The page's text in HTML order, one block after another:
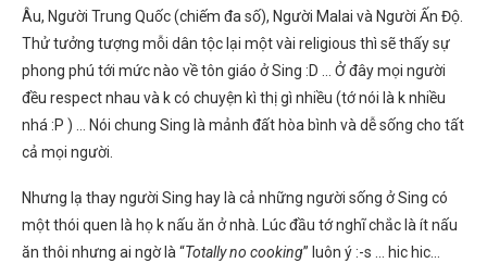
Âu, Người Trung Quốc (chiếm đa số), Người Malai và Người Ấn Độ.
Thử tưởng tượng mỗi dân tộc lại một vài religious thì sẽ thấy sự
phong phú tới mức nào về tôn giáo ở Sing :D … Ở đây mọi người
đều respect nhau và k có chuyện kì thị gì nhiều (tớ nói là k nhiều
nhá :P ) … Nói chung Sing là mảnh đất hòa bình và dễ sống cho tất
cả mọi người.
Nhưng lạ thay người Sing hay là cả những người sống ở Sing có
một thói quen là họ k nấu ăn ở nhà. Lúc đầu tớ nghĩ chắc là ít nấu
ăn thôi nhưng ai ngờ là “Totally no cooking” luôn ý :-s … hic hic…